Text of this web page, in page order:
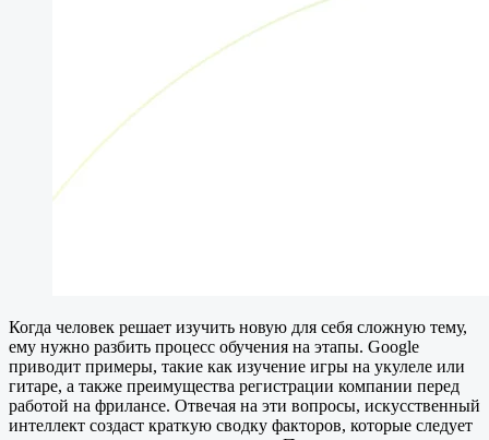
Когда человек решает изучить новую для себя сложную тему,
ему нужно разбить процесс обучения на этапы. Google
приводит примеры, такие как изучение игры на укулеле или
гитаре, а также преимущества регистрации компании перед
работой на фрилансе. Отвечая на эти вопросы, искусственный
интеллект создаст краткую сводку факторов, которые следует